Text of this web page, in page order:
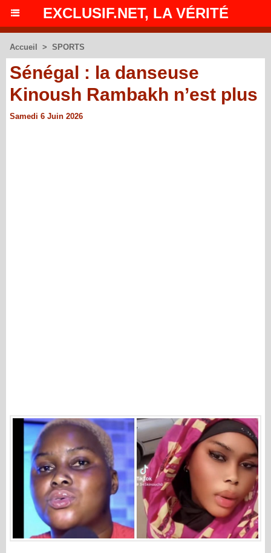
EXCLUSIF.NET, LA VÉRITÉ
Accueil > SPORTS
Sénégal : la danseuse
Kinoush Rambakh n’est plus
Samedi 6 Juin 2026